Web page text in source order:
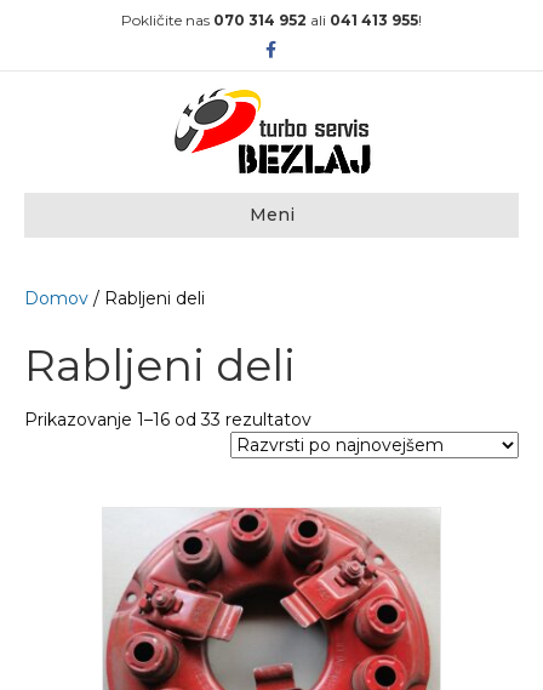
Pokličite nas 070 314 952 ali 041 413 955!
Facebook
Meni
Domov / Rabljeni deli
Rabljeni deli
Prikazovanje 1–16 od 33 rezultatovSorted
by